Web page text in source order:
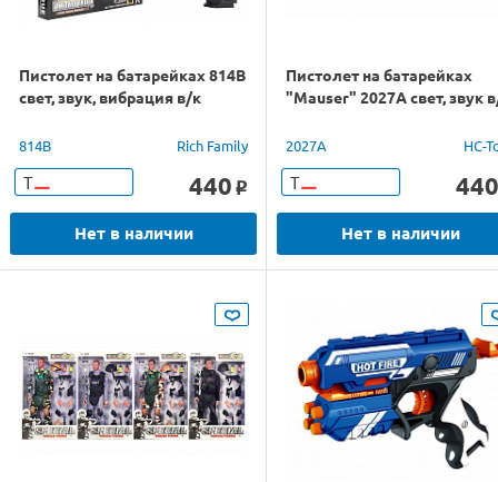
Пистолет на батарейках 814B
свет, звук, вибрация в/к
814B Rich Family
Т 440 o
Нет в наличии
Пистолет на батарейках
"Mauser" 2027A свет, звук
2027A HC-
Т 440
Нет в наличии